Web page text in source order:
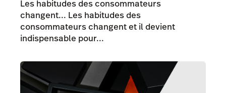
Les habitudes des consommateurs
changent... Les habitudes des
consommateurs changent et il devient
indispensable pour...